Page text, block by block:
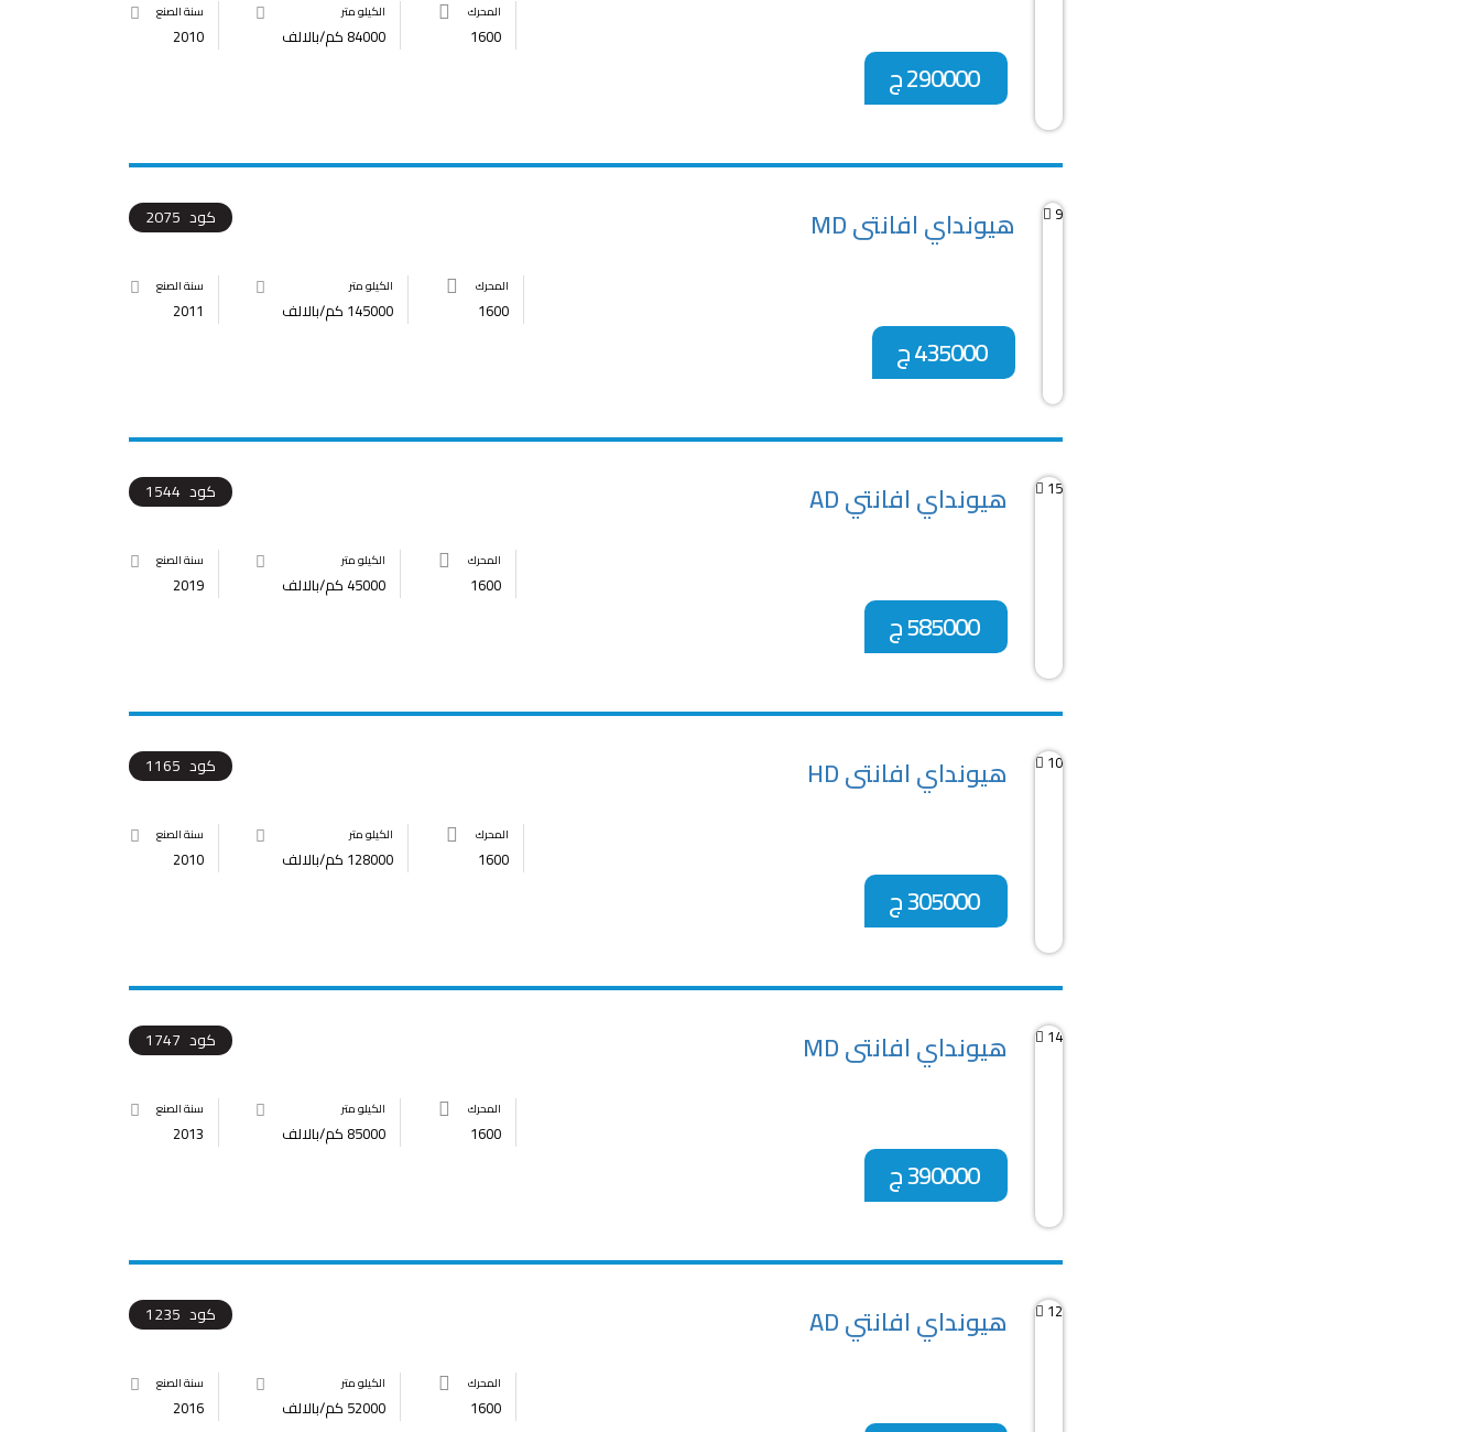
290000 ج
سنة الصنع
2010
الكيلو متر
84000 كم/بالالف
المحرك
1600
9
435000 ج
هيونداي افانتى MD
سنة الصنع
2011
الكيلو متر
145000 كم/بالالف
المحرك
1600
كود 2075
15
585000 ج
هيونداي افانتي AD
سنة الصنع
2019
الكيلو متر
45000 كم/بالالف
المحرك
1600
كود 1544
10
305000 ج
هيونداي افانتى HD
سنة الصنع
2010
الكيلو متر
128000 كم/بالالف
المحرك
1600
كود 1165
14
390000 ج
هيونداي افانتى MD
سنة الصنع
2013
الكيلو متر
85000 كم/بالالف
المحرك
1600
كود 1747
12 هيونداي افانتي AD
سنة الصنع
2016
الكيلو متر
52000 كم/بالالف
المحرك
1600
كود 1235